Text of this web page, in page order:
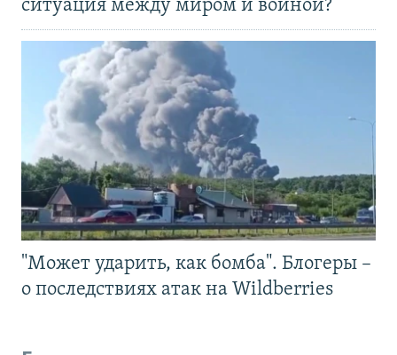
ситуация между миром и войной?
"Может ударить, как бомба". Блогеры –
о последствиях атак на Wildberries